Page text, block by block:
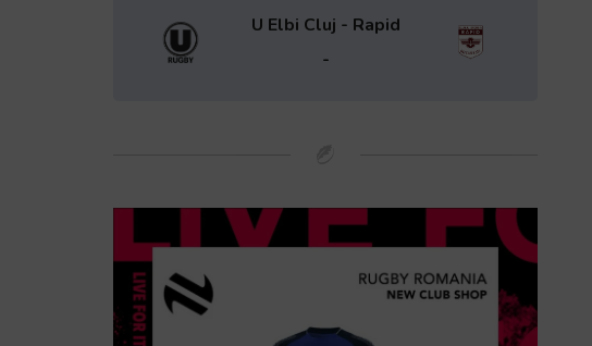
U Elbi Cluj - Rapid
-